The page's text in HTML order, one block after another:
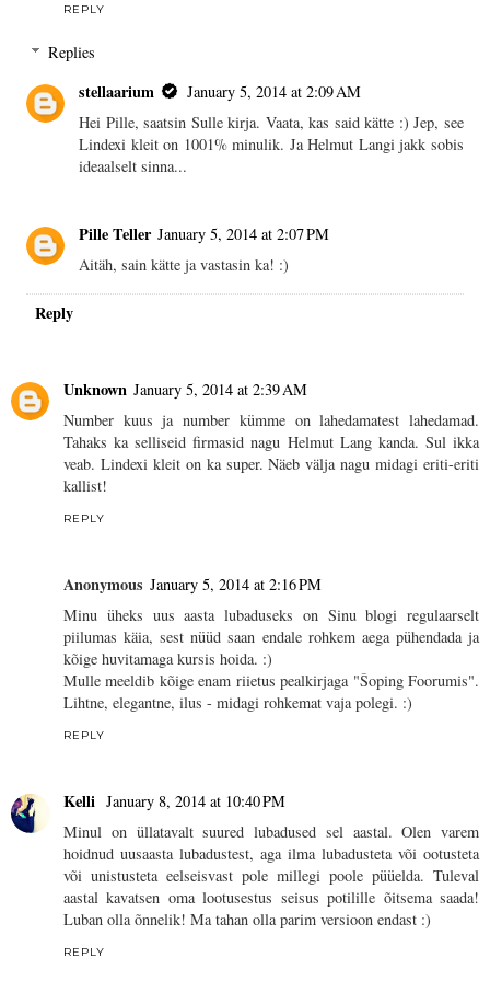
REPLY
Replies
stellaarium
January 5, 2014 at 2:09 AM
Hei Pille, saatsin Sulle kirja. Vaata, kas said kätte :) Jep, see
Lindexi kleit on 1001% minulik. Ja Helmut Langi jakk sobis
ideaalselt sinna...
Pille Teller January 5, 2014 at 2:07 PM
Aitäh, sain kätte ja vastasin ka! :)
Reply
Unknown January 5, 2014 at 2:39 AM
Number kuus ja number kümme on lahedamatest lahedamad.
Tahaks ka selliseid firmasid nagu Helmut Lang kanda. Sul ikka
veab. Lindexi kleit on ka super. Näeb välja nagu midagi eriti-eriti
kallist!
REPLY
Anonymous January 5, 2014 at 2:16 PM
Minu üheks uus aasta lubaduseks on Sinu blogi regulaarselt
piilumas käia, sest nüüd saan endale rohkem aega pühendada ja
kõige huvitamaga kursis hoida. :)
Mulle meeldib kõige enam riietus pealkirjaga "Šoping Foorumis".
Lihtne, elegantne, ilus - midagi rohkemat vaja polegi. :)
REPLY
Kelli January 8, 2014 at 10:40 PM
Minul on üllatavalt suured lubadused sel aastal. Olen varem
hoidnud uusaasta lubadustest, aga ilma lubadusteta või ootusteta
või unistusteta eelseisvast pole millegi poole püüelda. Tuleval
aastal kavatsen oma lootusestus seisus potilille õitsema saada!
Luban olla õnnelik! Ma tahan olla parim versioon endast :)
REPLY